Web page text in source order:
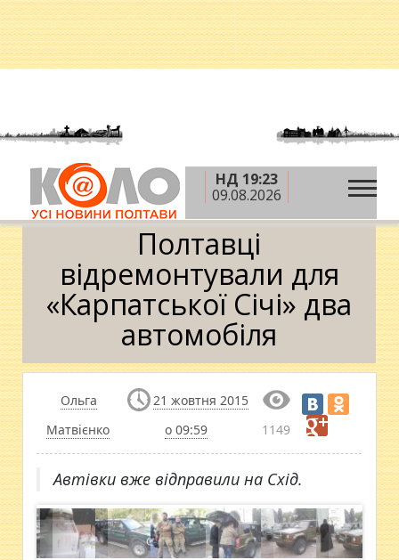
НД 19:23
09.08.2026
Головна » АТО »Полтавці відремонтували для
«Карпатської Січі» два автомобіля
Полтавці
відремонтували для
«Карпатської Січі» два
автомобіля
Ольга
Матвієнко
21 жовтня 2015
о 09:59
1149
Автівки вже відправили на Схід.